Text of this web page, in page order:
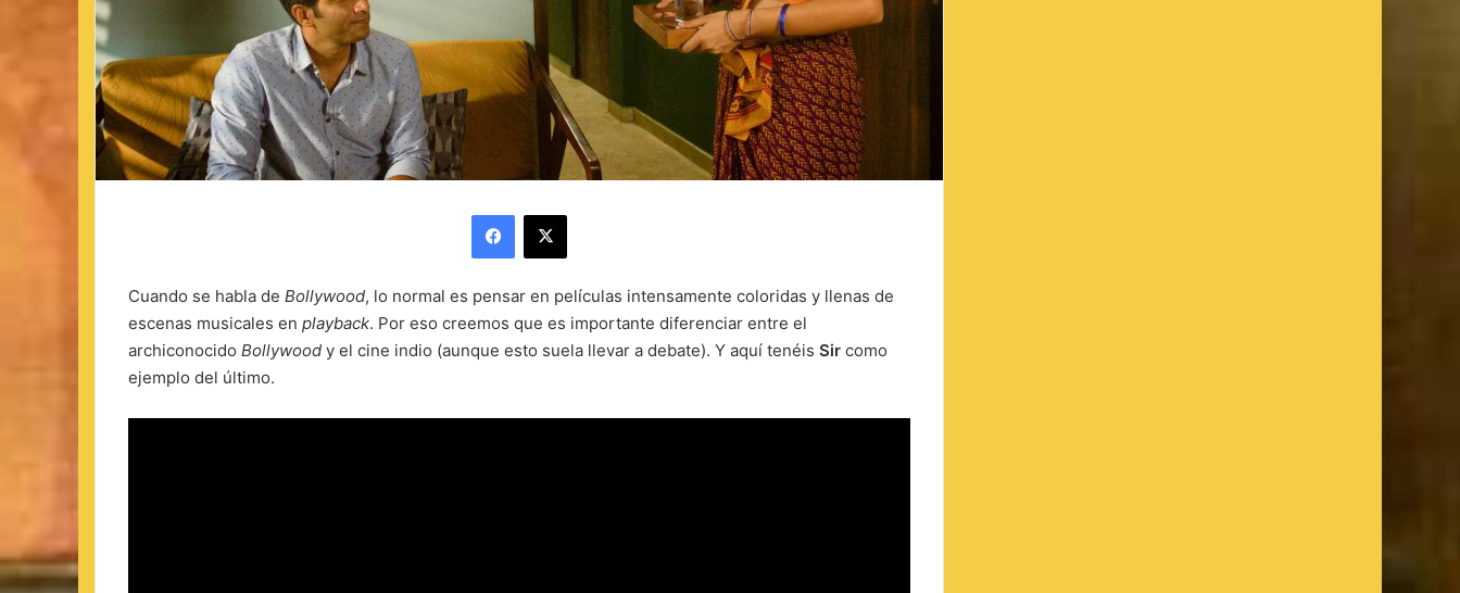
Facebook
X
Cuando se habla de Bollywood, lo normal es pensar en películas intensamente coloridas y llenas de
escenas musicales en playback. Por eso creemos que es importante diferenciar entre el
archiconocido Bollywood y el cine indio (aunque esto suela llevar a debate). Y aquí tenéis Sir como
ejemplo del último.